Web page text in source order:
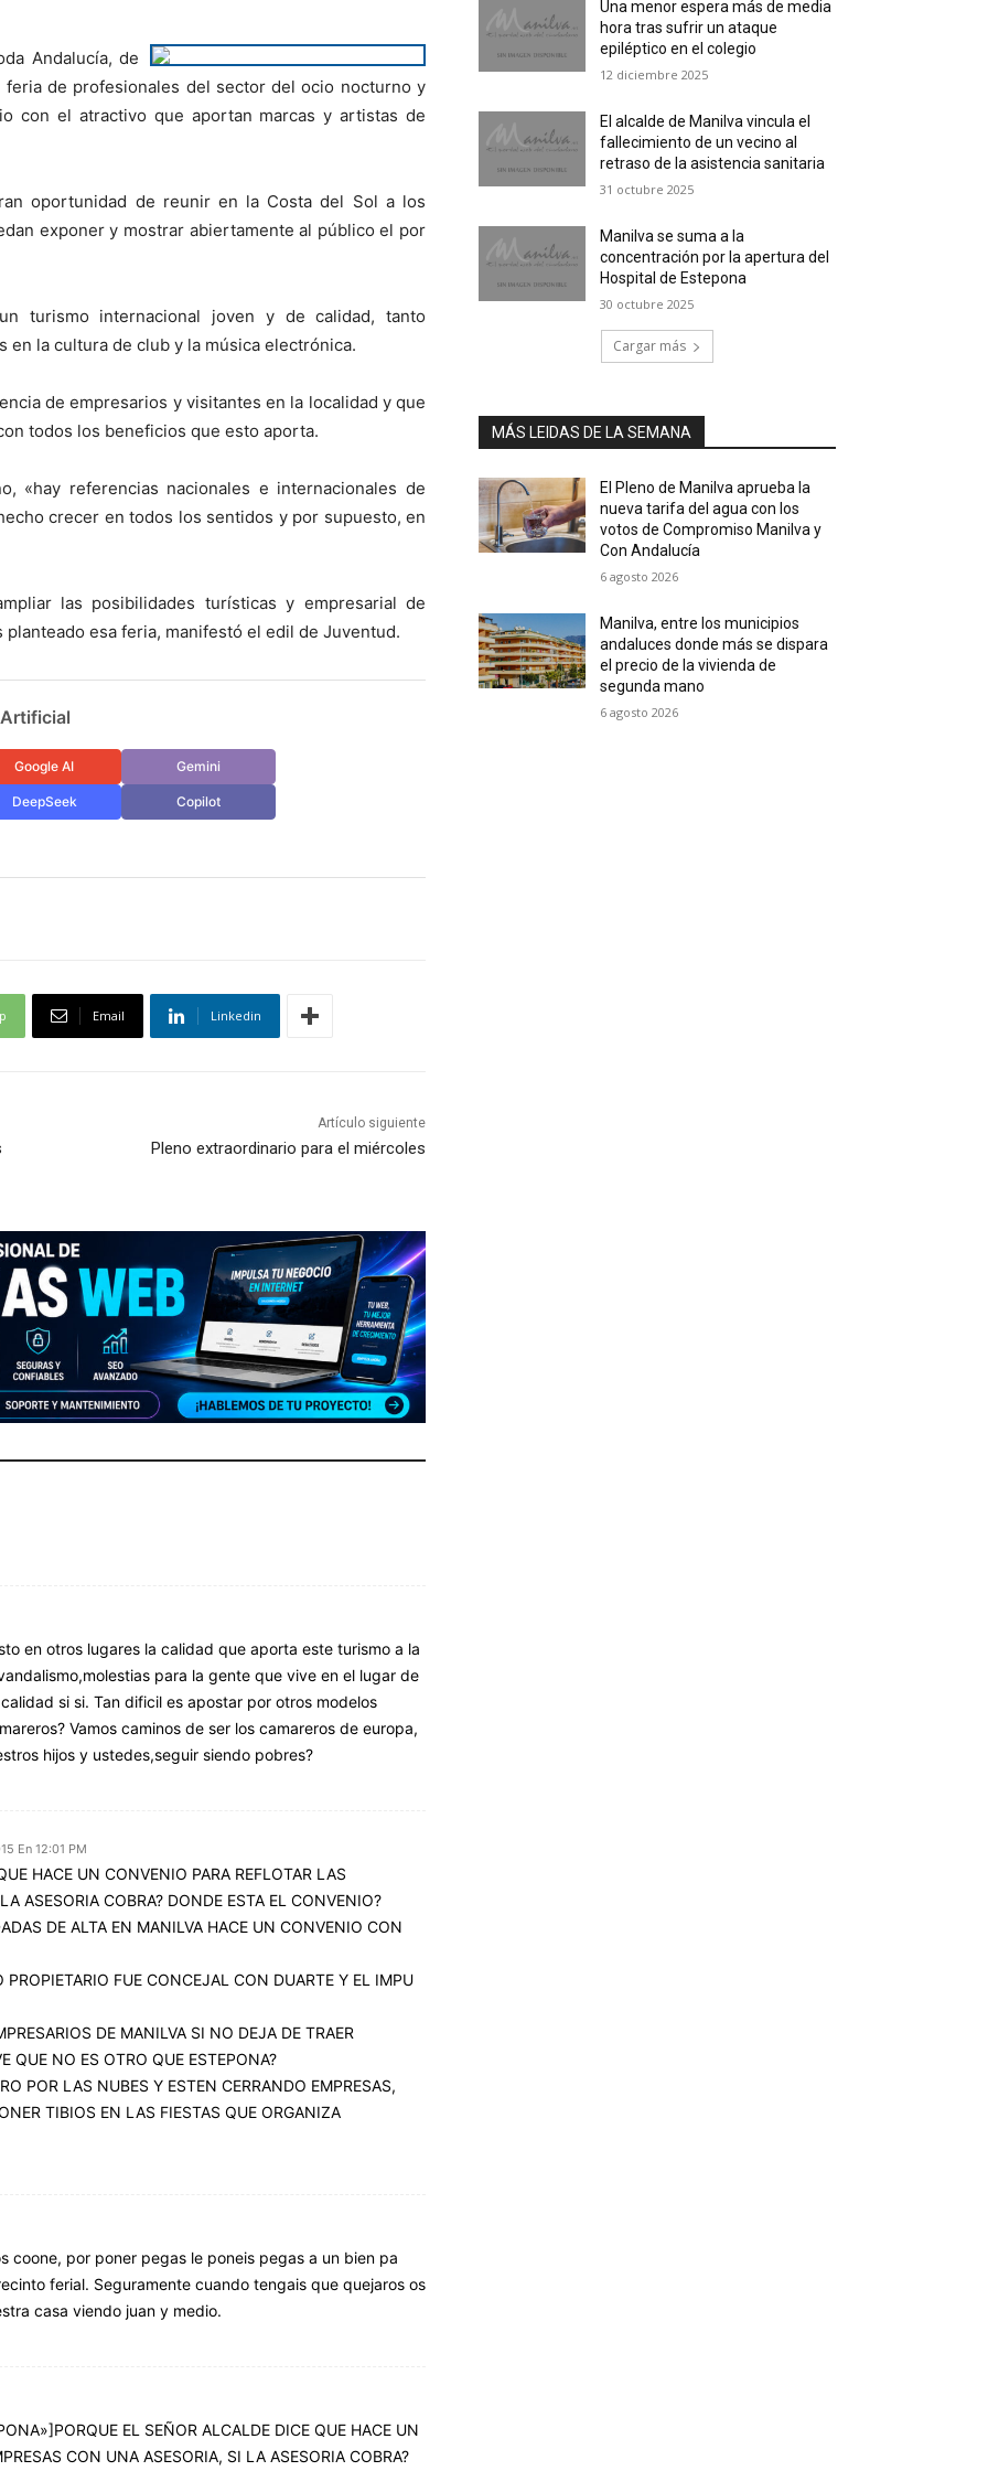
Andalucía, de
de profesionales del sector del ocio nocturno y
con el atractivo que aportan marcas y artistas de
oportunidad de reunir en la Costa del Sol a los
exponer y mostrar abiertamente al público el por
turismo internacional joven y de calidad, tanto
la cultura de club y la música electrónica.
de empresarios y visitantes en la localidad y que
todos los beneficios que esto aporta.
«hay referencias nacionales e internacionales de
crecer en todos los sentidos y por supuesto, en
las posibilidades turísticas y empresarial de
esa feria, manifestó el edil de Juventud.
Google AI Gemini
DeepSeek Copilot
Email Linkedin
Artículo siguiente
Pleno extraordinario para el miércoles
en otros lugares la calidad que aporta este turismo a la
para la gente que vive en el lugar de
si si. Tan dificil es apostar por otros modelos
Vamos caminos de ser los camareros de europa,
hijos y ustedes,seguir siendo pobres?
En 12:01 PM
HACE UN CONVENIO PARA REFLOTAR LAS
ASESORIA COBRA? DONDE ESTA EL CONVENIO?
DE ALTA EN MANILVA HACE UN CONVENIO CON
FUE CONCEJAL CON DUARTE Y EL IMPU
DE MANILVA SI NO DEJA DE TRAER
QUE NO ES OTRO QUE ESTEPONA?
POR LAS NUBES Y ESTEN CERRANDO EMPRESAS,
TIBIOS EN LAS FIESTAS QUE ORGANIZA
coone, por poner pegas le poneis pegas a un bien pa
ferial. Seguramente cuando tengais que quejaros os
casa viendo juan y medio.
EL SEÑOR ALCALDE DICE QUE HACE UN
CON UNA ASESORIA, SI LA ASESORIA COBRA?
Una menor espera más de media
hora tras sufrir un ataque
epiléptico en el colegio
12 diciembre 2025
El alcalde de Manilva vincula el
fallecimiento de un vecino al
retraso de la asistencia sanitaria
31 octubre 2025
Manilva se suma a la
concentración por la apertura del
Hospital de Estepona
30 octubre 2025
Cargar más
MÁS LEIDAS DE LA SEMANA
El Pleno de Manilva aprueba la
nueva tarifa del agua con los
votos de Compromiso Manilva y
Con Andalucía
6 agosto 2026
Manilva, entre los municipios
andaluces donde más se dispara
el precio de la vivienda de
segunda mano
6 agosto 2026